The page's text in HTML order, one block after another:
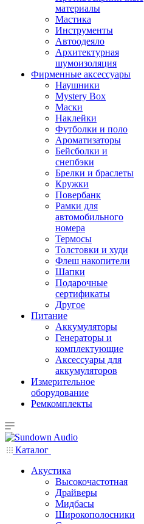
материалы
Мастика
Инструменты
Автоодеяло
Архитектурная
шумоизоляция
Фирменные аксессуары
Наушники
Mystery Box
Маски
Наклейки
Футболки и поло
Ароматизаторы
Бейсболки и
снепбэки
Брелки и браслеты
Кружки
Повербанк
Рамки для
автомобильного
номера
Термосы
Толстовки и худи
Флеш накопители
Шапки
Подарочные
сертификаты
Другое
Питание
Аккумуляторы
Генераторы и
комплектующие
Аксессуары для
аккумуляторов
Измерительное
оборудование
Ремкомплекты
Каталог
Акустика
Высокочастотная
Драйверы
Мидбасы
Широкополосники